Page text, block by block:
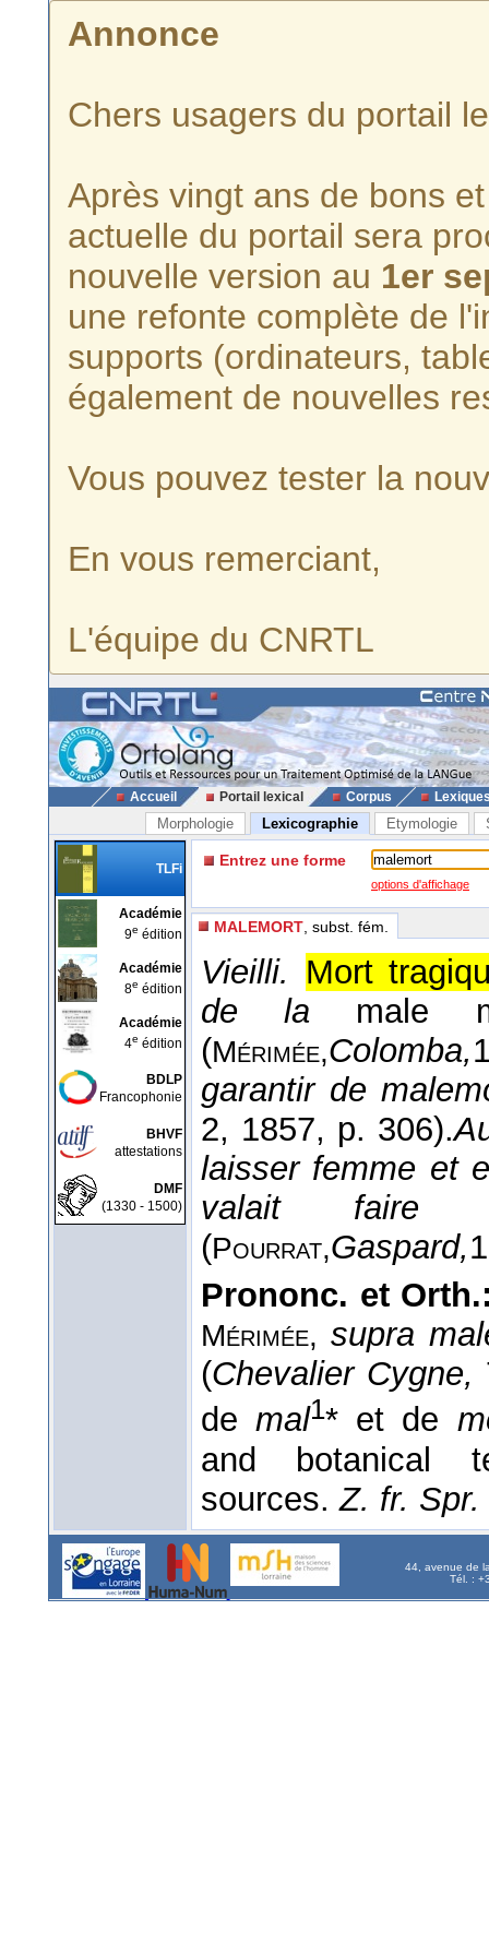
Annonce
Chers usagers du portail
Après vingt ans de bons
actuelle du portail sera
nouvelle version au 1er
une refonte complète de
supports (ordinateurs,
également de nouvelles
Vous pouvez tester la
En vous remerciant,
L'équipe du CNRTL
Accueil Portail lexical Corpus
Morphologie Lexicographie Etymologie
TLFi
Académie
9e édition
Académie
8e édition
Académie
4e édition
BDLP
Francophonie
BHVF
attestations
DMF
(1330 - 1500)
Entrez une forme
options d'affichage
MALEMORT , subst. fém.
Vieilli. Mort
de la male
(Mérimée,Colomba,
garantir de
2, 1857, p. 306).
laisser femme et
valait faire
(Pourrat,Gaspard,
Prononc. et
Mérimée, supra
(Chevalier Cygne,
demal1* et de
and botanical
sources.Z. fr.
44, avenue de
Tél. :